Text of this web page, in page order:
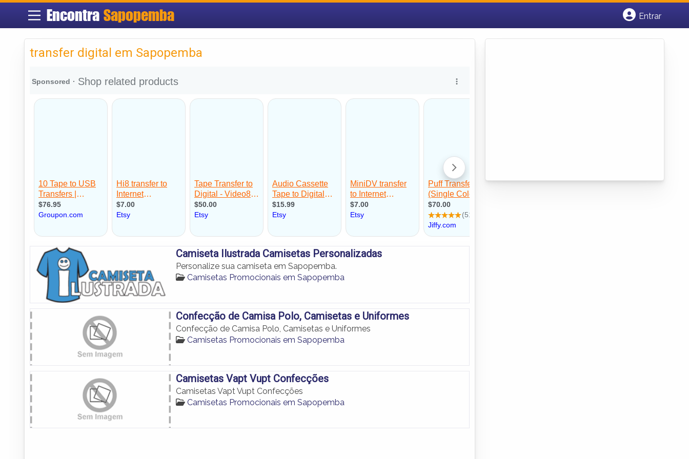
Encontra Sapopemba
Entrar
transfer digital em Sapopemba
Camiseta Ilustrada Camisetas Personalizadas
Personalize sua camiseta em Sapopemba.
Camisetas Promocionais em Sapopemba
Confecção de Camisa Polo, Camisetas e Uniformes
Confecção de Camisa Polo, Camisetas e Uniformes
Camisetas Promocionais em Sapopemba
Camisetas Vapt Vupt Confecções
Camisetas Vapt Vupt Confecções
Camisetas Promocionais em Sapopemba